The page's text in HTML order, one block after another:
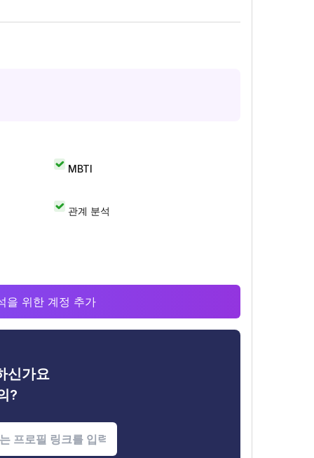
MBTI
관계 분석
을 위한 계정 추가
신가요
?